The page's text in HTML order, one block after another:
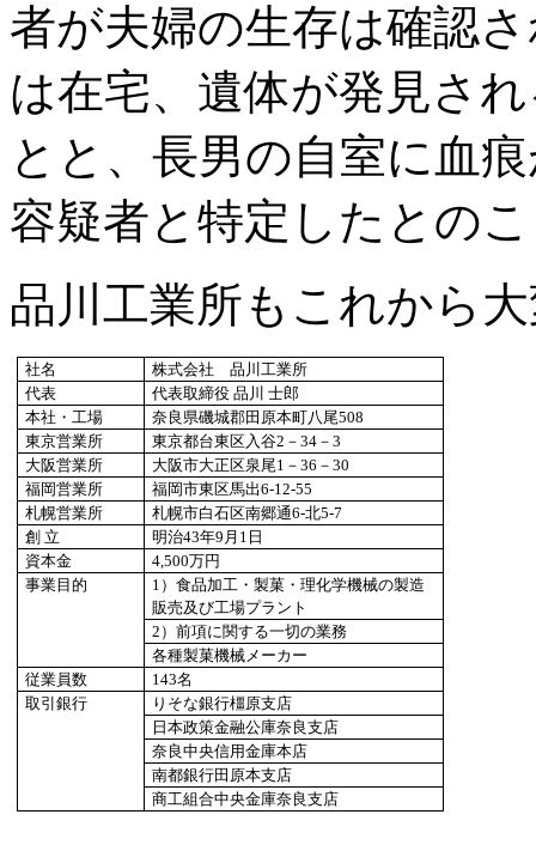
者が夫婦の生存は確認
は在宅、遺体が発見さ
とと、長男の自室に血
容疑者と特定したとの
品川工業所もこれから
社名
株式会社 品川工業所
代表
代表取締役 品川 士郎
本社・工場
奈良県磯城郡田原本町八尾508
東京営業所
東京都台東区入谷2－34－3
大阪営業所
大阪市大正区泉尾1－36－30
福岡営業所
福岡市東区馬出6-12-55
札幌営業所
札幌市白石区南郷通6-北5-7
創 立
明治43年9月1日
資本金
4,500万円
事業目的
1 ）食品加工・製菓・理化学機械の製造
販売及び工場プラント
2 ）前項に関する一切の業務
各種製菓機械メーカー
従業員数
143名
取引銀行
りそな銀行橿原支店
日本政策金融公庫奈良支店
奈良中央信用金庫本店
南都銀行田原本支店
商工組合中央金庫奈良支店